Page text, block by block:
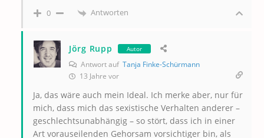
0 Antworten
Jörg Rupp Autor
Antwort auf Tanja Finke-Schürmann
13 Jahre vor
Ja, das wäre auch mein Ideal. Ich merke aber, nur für
mich, dass mich das sexistische Verhalten anderer –
geschlechtsunabhängig – so stört, dass ich in einer
Art vorauseilenden Gehorsam vorsichtiger bin, als